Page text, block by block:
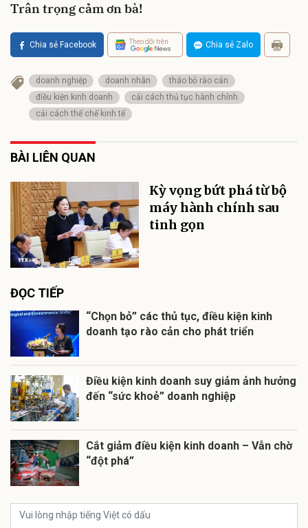
Trân trọng cảm ơn bà!
Chia sẻ Facebook Theo dõi trên Chia sẻ Zalo
doanh nghiệp doanh nhân
tháo bỏ rào cản
điều kiện kinh doanh
cải cách thủ tục hành chính
cải cách thể chế kinh tế
BÀI LIÊN QUAN
Kỳ vọng bứt phá từ bộ
máy hành chính sau
tinh gọn
ĐỌC TIẾP
“Chọn bỏ” các thủ tục, điều kiện kinh
doanh tạo rào cản cho phát triển
Điều kiện kinh doanh suy giảm ảnh hưởng
đến “sức khoẻ” doanh nghiệp
Cắt giảm điều kiện kinh doanh – Vẫn chờ
“đột phá”